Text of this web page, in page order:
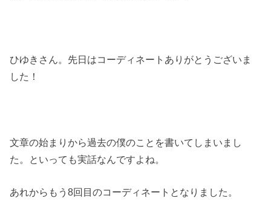
ひゆきさん。先日はコーディネートありがとうございま
した！
文章の始まりから過去の僕のことを書いてしまいまし
た。といっても実話なんですよね。
あれからもう8回目のコーディネートとなりました。